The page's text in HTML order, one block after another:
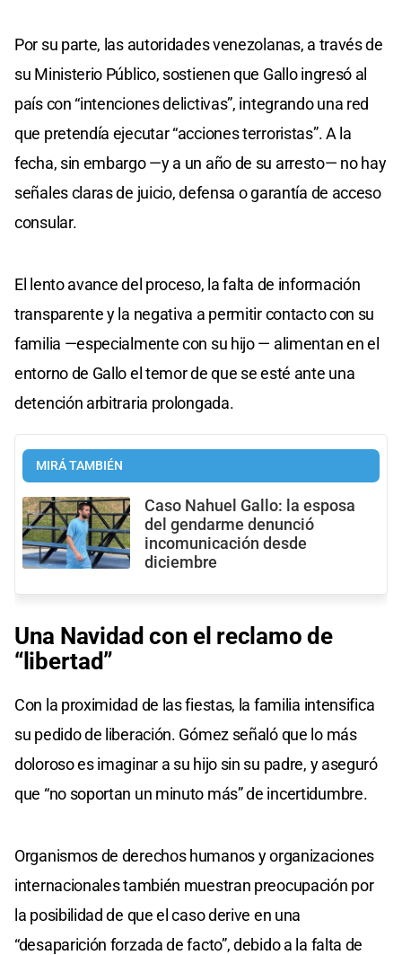
Por su parte, las autoridades venezolanas, a través de
su Ministerio Público, sostienen que Gallo ingresó al
país con “intenciones delictivas”, integrando una red
que pretendía ejecutar “acciones terroristas”. A la
fecha, sin embargo —y a un año de su arresto— no hay
señales claras de juicio, defensa o garantía de acceso
consular.
El lento avance del proceso, la falta de información
transparente y la negativa a permitir contacto con su
familia —especialmente con su hijo — alimentan en el
entorno de Gallo el temor de que se esté ante una
detención arbitraria prolongada.
MIRÁ TAMBIÉN
Caso Nahuel Gallo: la esposa
del gendarme denunció
incomunicación desde
diciembre
Una Navidad con el reclamo de
“libertad”
Con la proximidad de las fiestas, la familia intensifica
su pedido de liberación. Gómez señaló que lo más
doloroso es imaginar a su hijo sin su padre, y aseguró
que “no soportan un minuto más” de incertidumbre.
Organismos de derechos humanos y organizaciones
internacionales también muestran preocupación por
la posibilidad de que el caso derive en una
“desaparición forzada de facto”, debido a la falta de